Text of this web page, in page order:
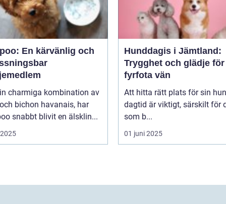
En kärvänlig och
charmiga kombination av
bichon havanais, har
snabbt blivit en älsklin...
Hunddagis i Jämtland:
Trygghet och glädje
fyrfota vän
Att hitta rätt plats för sin
dagtid är viktigt, särskilt för
som b...
01 juni 2025